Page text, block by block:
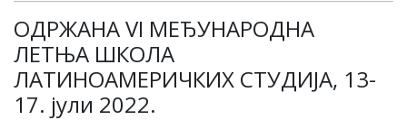
ОДРЖАНА VI МЕЂУНАРОДНА
ЛЕТЊА ШКОЛА
ЛАТИНОАМЕРИЧКИХ СТУДИЈА, 13-
17. јули 2022.